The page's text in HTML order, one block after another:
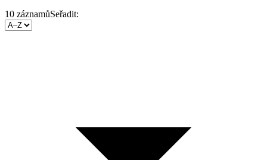
10 záznamůSeřadit: